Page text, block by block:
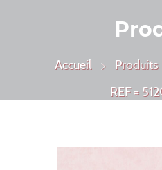
Accueil Produits
REF =